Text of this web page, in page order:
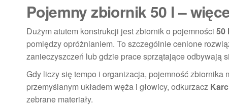
Pojemny zbiornik 50 l –
Dużym atutem konstrukcji jest zbiornik o pojemności 50 l
pomiędzy opróżnianiem. To szczególnie cenione
zanieczyszczeń lub gdzie prace sprzątające odbywają
Gdy liczy się tempo i organizacja, pojemność zbiornika
przemyślanym układem węża i głowicy, odkurzacz
zebrane materiały.